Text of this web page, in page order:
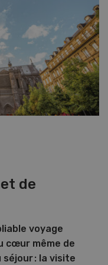
de
voyage
cœur même de
séjour : la visite